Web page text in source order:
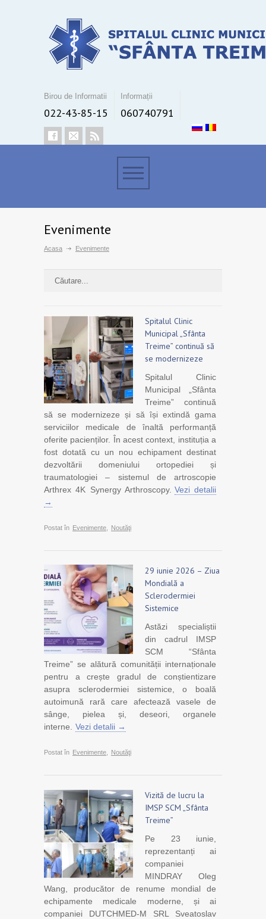
Birou de Informatii
022-43-85-15
Informații
060740791
Evenimente
Acasa Evenimente
Spitalul Clinic
Municipal „Sfânta
Treime” continuă să
se modernizeze
Spitalul Clinic
Municipal „Sfânta
Treime” continuă
să se modernizeze și să își extindă gama
serviciilor medicale de înaltă performanță
oferite pacienților. În acest context, instituția a
fost dotată cu un nou echipament destinat
dezvoltării domeniului ortopediei și
traumatologiei – sistemul de artroscopie
Arthrex 4K Synergy Arthroscopy. Vezi detalii
→
Postat în Evenimente Noutăţi
29 iunie 2026 – Ziua
Mondială a
Sclerodermiei
Sistemice
Astăzi specialiștii
din cadrul IMSP
SCM “Sfânta
Treime” se alătură comunității internaționale
pentru a crește gradul de conștientizare
asupra sclerodermiei sistemice, o boală
autoimună rară care afectează vasele de
sânge, pielea și, deseori, organele
interne.
Vezi detalii →
Postat în Evenimente Noutăţi
Vizită de lucru la
IMSP SCM „Sfânta
Treime”
Pe 23 iunie,
reprezentanți ai
companiei
MINDRAY Oleg
Wang, producător de renume mondial de
echipamente medicale moderne, și ai
companiei DUTCHMED-M SRL Sveatoslav